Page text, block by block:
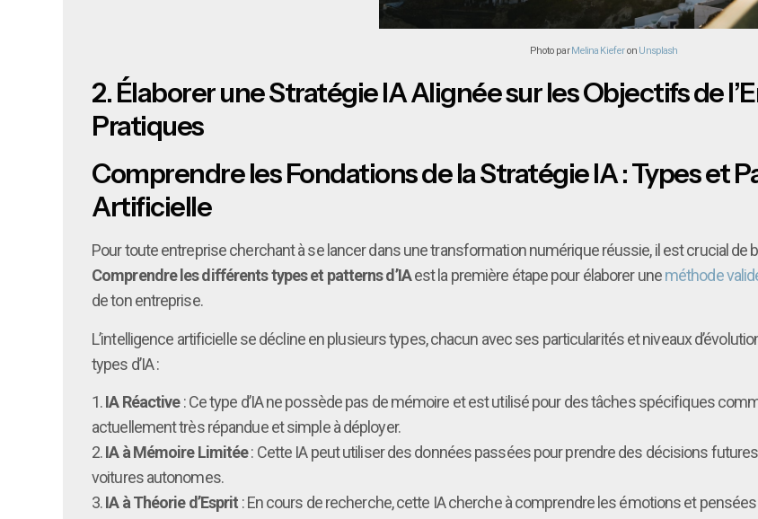
Photo parMelina Kieferon Unsplash
2.Élaborer une Stratégie IA Alignée sur les Objectifs de
Pratiques
Comprendre les Fondations de la Stratégie IA : Types et
Artificielle
Pour toute entreprise cherchant à se lancer dans une transformation numérique réussie, il est crucial de
Comprendre les différents types et patterns d’IAest la première étape pour élaborer uneméthode
de ton entreprise.
L’intelligence artificielle se décline en plusieurs types, chacun avec ses particularités et niveaux
types d’IA :
1.IA Réactive: Ce type d’IA ne possède pas de mémoire et est utilisé pour des tâches spécifiques
actuellement très répandue et simple à déployer.
2.IA à Mémoire Limitée: Cette IA peut utiliser des données passées pour prendre des décisions
voitures autonomes.
3.IA à Théorie d’Esprit : En cours de recherche, cette IA cherche à comprendre les émotions et